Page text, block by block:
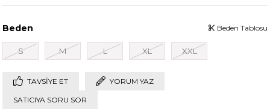
Beden
S M L XL XXL
Beden Tablosu
TAVSIYE ET YORUM YAZ
SATICIYA SORU SOR